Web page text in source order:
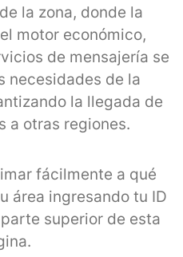
la zona, donde la
motor económico,
de mensajería se
necesidades de la
la llegada de
a otras regiones.
fácilmente a qué
área ingresando tu ID
superior de esta